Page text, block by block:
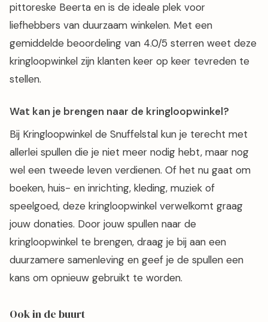
pittoreske Beerta en is de ideale plek voor
liefhebbers van duurzaam winkelen. Met een
gemiddelde beoordeling van 4.0/5 sterren weet deze
kringloopwinkel zijn klanten keer op keer tevreden te
stellen.
Wat kan je brengen naar de kringloopwinkel?
Bij Kringloopwinkel de Snuffelstal kun je terecht met
allerlei spullen die je niet meer nodig hebt, maar nog
wel een tweede leven verdienen. Of het nu gaat om
boeken, huis- en inrichting, kleding, muziek of
speelgoed, deze kringloopwinkel verwelkomt graag
jouw donaties. Door jouw spullen naar de
kringloopwinkel te brengen, draag je bij aan een
duurzamere samenleving en geef je de spullen een
kans om opnieuw gebruikt te worden.
Ook in de buurt